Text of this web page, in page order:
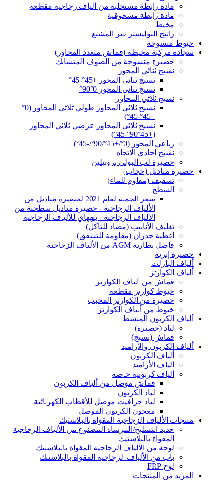
مادة رابطة مستحلبة من ألياف زجاجية مقطعة
مادة رابطة مسحوقية
مخيط
راتنج البوليستر غير المشبع
خيوط منسوجة
سجادة مركبة مخيطة (قماش متعدد المحاور)
حصيرة منسوجة من الصوف المتشابك
نسيج ثنائي المحور
نسيج ثنائي المحور +45°-45°
نسيج ثنائي المحور 0°90°
نسيج ثلاثي المحاور
نسيج ثلاثي المحاور طولي ثلاثي المحاور (0°
+45°-45°)
نسيج ثلاثي المحاور عرضي ثلاثي المحاور
(+45°90°-45°)
رباعي المحور (0°/+45°/90°/-45°)
نسيج أحادي الاتجاه
حصيرة لب البولي بروبيلين
حصيرة مناديل (حجاب)
تسقيف (مقاوم للماء)
السطح
سعر الجملة لعام 2021 لحصيرة مناديل من
الألياف الزجاجية - حصيرة مناديل سطحية من
الألياف الزجاجية - بيههاي للألياف الزجاجية
تغليف الأنابيب (مضاد للتآكل)
أغطية جدران (مقاومة للتشقق)
فاصل بطارية AGM من الألياف الزجاجية
حصيرة إبرية
ألياف البازلت
ألياف الكوارتز
قماش من ألياف الكوارتز
خيوط كوارتز مقطعة
حصيرة من الكوارتز المحبب
خيوط من ألياف الكوارتز
ألياف الكربون المنشط
لباد (حصيرة)
قماش (نسيج)
ألياف الكربون والأراميد
ألياف الكربون
ألياف الأراميد
ألياف كربونية خاصة
قماش موصل من ألياف الكربون
لباد الكربون
لباد جرافيت موصل للأقطاب الكهربائية
معجون الكربون الموصل
منتجات الألياف الزجاجية المقواة بالبلاستيك
حديد التسليح/المرساة المصنوع من الألياف الزجاجية
المقواة بالبلاستيك
لوحة من الألياف الزجاجية المقواة بالبلاستيك
باب من الألياف الزجاجية المقواة بالبلاستيك
لوح FRP
المزيد من المنتجات